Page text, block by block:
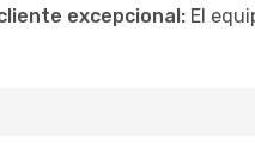
excepcional: El